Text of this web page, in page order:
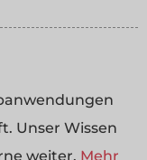
Unser Wissen
weiter. Mehr